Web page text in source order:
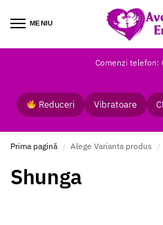
MENIU
Comenzi telefon:
Reduceri Vibratoare
Prima pagină / Alege Varianta produs /
Shunga